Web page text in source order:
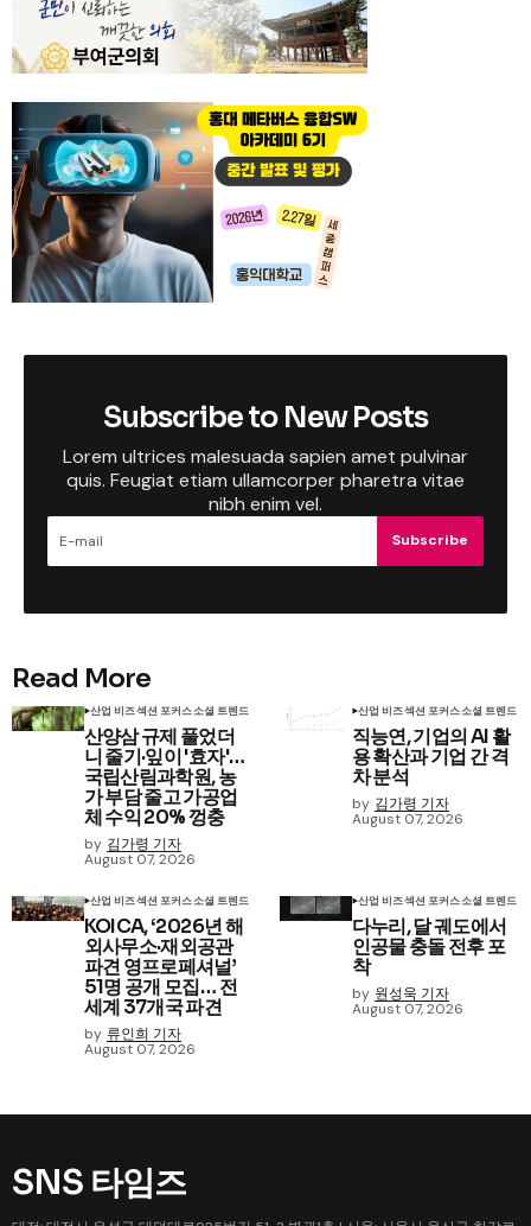
Subscribe to New Posts
Lorem ultrices malesuada sapien amet pulvinar
quis. Feugiat etiam ullamcorper pharetra vitae
nibh enim vel.
Subscribe
Read More
산업 비즈섹션 포커스소셜 트렌드
산양삼 규제 풀었더
니 줄기·잎이 '효자'…
국립산림과학원, 농
가 부담 줄고 가공업
체 수익 20% 껑충
by 김가령 기자
August 07, 2026
산업 비즈섹션 포커스소셜 트렌드
직능연, 기업의 AI 활
용 확산과 기업 간 격
차 분석
by 김가령 기자
August 07, 2026
산업 비즈섹션 포커스소셜 트렌드
KOICA, ‘2026년 해
외사무소·재외공관
파견 영프로페셔널’
51명 공개 모집… 전
세계 37개국 파견
by 류인희 기자
August 07, 2026
산업 비즈섹션 포커스소셜 트렌드
다누리, 달 궤도에서
인공물 충돌 전후 포
착
by 원성욱 기자
August 07, 2026
SNS 타임즈